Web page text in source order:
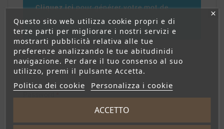
Cliquez icipour générer votre mot de
passe.
E-mail
Questo sito web utilizza cookie propri e di
terze parti per migliorare i nostri servizi e
mostrarti pubblicità relativa alle tue
preferenze analizzando le tue abitudinidi
navigazione. Per dare il tuo consenso al suo
utilizzo, premi il pulsante Accetta.
Politica dei cookie Personalizza i cookie
ACCETTO